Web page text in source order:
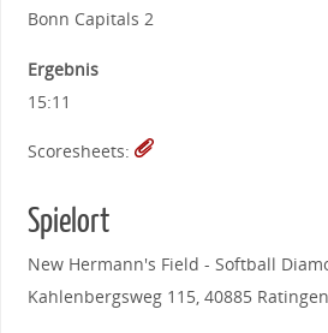
Bonn Capitals 2
Ergebnis
15:11
Scoresheets:
Spielort
New Hermann's Field - Softball
Kahlenbergsweg 115, 40885